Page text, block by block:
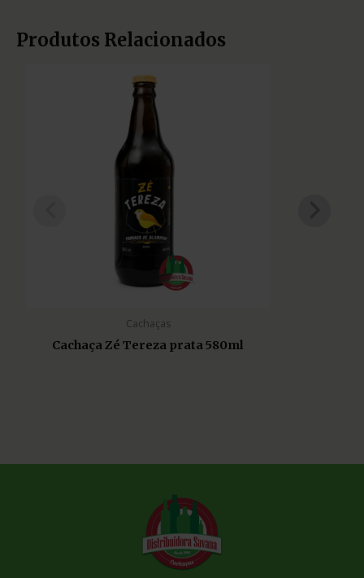
Produtos Relacionados
Cachaças
Cachaça Zé Tereza prata 580ml